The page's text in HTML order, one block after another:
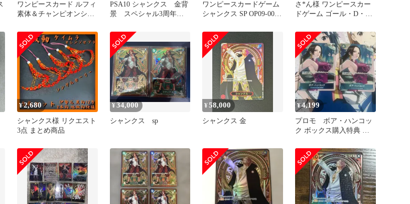
ワンピースカード ルフィ
素体＆チャンピオンシッ
封品
PSA10 シャンクス 金背
景 スペシャル3周年記
ワンピースカードゲーム
シャンクス SP OP09-004
さ*ん様 ワンピースカー
ドゲーム ゴール・D・ロ
¥2,680
シャンクス様 リクエスト
3点 まとめ商品
¥34,000
シャンクス sp
¥58,000
シャンクス 金
¥4,199
プロモ ボア・ハンコッ
ク ボックス購入特典 頂